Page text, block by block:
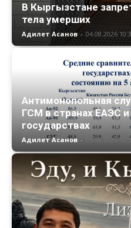
В Кыргызстане
тела умерших
Адилет Асанов - 04.08.2026
Антимонопольная
ГСМ в странах ЕАЭС
государствах
Адилет Асанов - 05.08.2026